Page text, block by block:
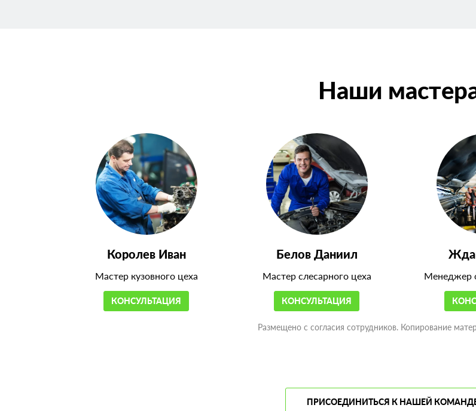
Наши
Королев Иван
Мастер кузовного цеха
КОНСУЛЬТАЦИЯ
Белов Даниил
Мастер слесарного цеха
КОНСУЛЬТАЦИЯ
Менеджер
Размещено с согласия сотрудников. Копирование
ПРИСОЕДИНИТЬСЯ К НАШЕЙ